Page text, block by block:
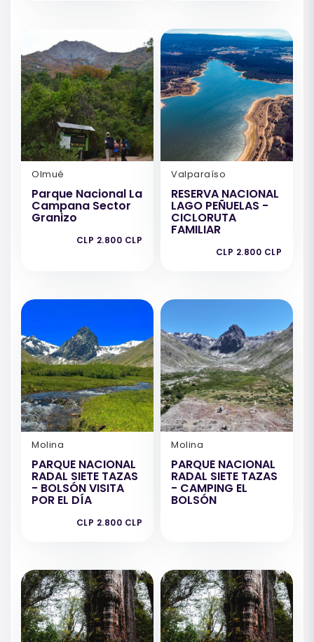
Olmué
Parque Nacional La
Campana Sector
Granizo
CLP 2.800 CLP
Valparaíso
RESERVA NACIONAL
LAGO PEÑUELAS -
CICLORUTA
FAMILIAR
CLP 2.800 CLP
Molina
PARQUE NACIONAL
RADAL SIETE TAZAS
- BOLSÓN VISITA
POR EL DÍA
CLP 2.800 CLP
Molina
PARQUE NACIONAL
RADAL SIETE TAZAS
- CAMPING EL
BOLSÓN